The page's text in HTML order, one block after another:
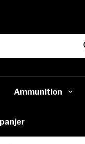
Ammunition